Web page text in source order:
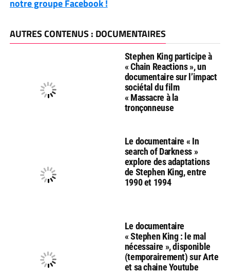
notre groupe Facebook !
AUTRES CONTENUS : DOCUMENTAIRES
Stephen King participe à
« Chain Reactions », un
documentaire sur l’impact
sociétal du film
« Massacre à la
tronçonneuse
Le documentaire « In
search of Darkness »
explore des adaptations
de Stephen King, entre
1990 et 1994
Le documentaire
« Stephen King : le mal
nécessaire », disponible
(temporairement) sur Arte
et sa chaine Youtube